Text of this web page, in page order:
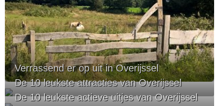
Verrassend er op uit in Overijssel
De 10 leukste attracties van Overijssel
De 10 leukste actieve uitjes van Overijssel